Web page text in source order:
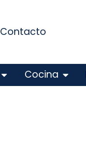
Contacto
Cocina